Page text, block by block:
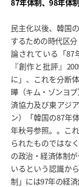
87年体制、98年体
民主化以後、韓国
するための時代区
論されている「87
『創作と批評』
に」、これを分断
曄（キム・ゾンヨ
済協力及び東アジ
ン）「韓国の87年
年秋号参照。。こ
られたものではな
の政治・経済体制
いるという認識か
制」には97年の経